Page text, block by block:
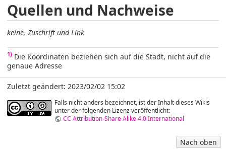
Nach oben
Quellen und Nachweise
keine, Zuschrift und Link
1) Die Koordinaten beziehen sich auf die Stadt, nicht auf die
genaue Adresse
Zuletzt geändert: 2023/02/02 15:02
Falls nicht anders bezeichnet, ist der Inhalt dieses Wikis
unter der folgenden Lizenz veröffentlicht:
CC Attribution-Share Alike 4.0 International